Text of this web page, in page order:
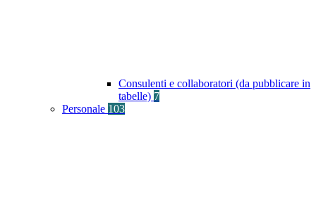
Consulenti e collaboratori (da pubblicare in
tabelle) 7
Personale 103